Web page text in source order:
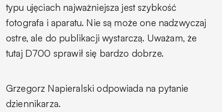
typu ujęciach najważniejsza jest szybkość
fotografa i aparatu. Nie są może one nadzwyczaj
ostre, ale do publikacji wystarczą. Uważam, że
tutaj D700 sprawił się bardzo dobrze.
Grzegorz Napieralski odpowiada na pytanie
dziennikarza.